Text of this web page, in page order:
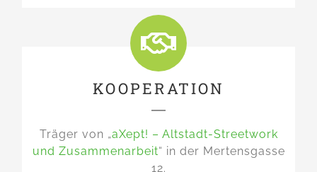
KOOPERATION
Träger von „aXept! – Altstadt-Streetwork
und Zusammenarbeit“ in der Mertensgasse
12.